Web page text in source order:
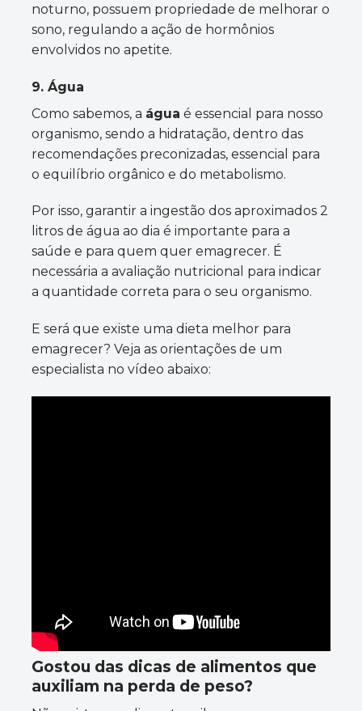
noturno, possuem propriedade de melhorar o
sono, regulando a ação de hormônios
envolvidos no apetite.
9. Água
Como sabemos, a água é essencial para nosso
organismo, sendo a hidratação, dentro das
recomendações preconizadas, essencial para
o equilíbrio orgânico e do metabolismo.
Por isso, garantir a ingestão dos aproximados 2
litros de água ao dia é importante para a
saúde e para quem quer emagrecer. É
necessária a avaliação nutricional para indicar
a quantidade correta para o seu organismo.
E será que existe uma dieta melhor para
emagrecer? Veja as orientações de um
especialista no vídeo abaixo:
Gostou das dicas de alimentos que
auxiliam na perda de peso?